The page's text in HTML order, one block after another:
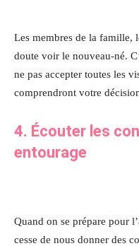
Les membres de la famille,
doute voir le nouveau-né.
ne pas accepter toutes les
comprendront votre
4. Écouter les
entourage
Quand on se prépare pour
cesse de nous donner des